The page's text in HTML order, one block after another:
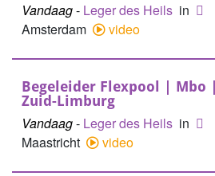
Vandaag- Leger des Heils in
Amsterdam
video
Begeleider Flexpool | Mbo |
Zuid-Limburg
Vandaag- Leger des Heils in
Maastricht
video